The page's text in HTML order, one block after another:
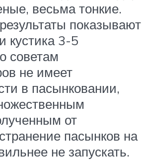
весьма тонкие.
показывают
кустика 3-5
советам
не имеет
в пасынковании,
от
пасынков на
не запускать.